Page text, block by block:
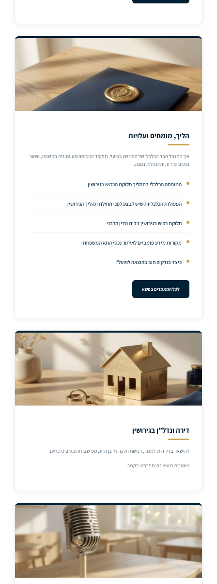
הליך, מומחים ועלויות
איך מתנהל הצד הכלכלי של הגירושין בפועל: תפקיד המומחה מטעם בית המשפט, איתור
נכסים ומידע, והתנהלות נכונה.
המומחה הכלכלי בתהליך חלוקת הרכוש בגירושין
הפעולות הכלכליות שיש לבצע לפני תחילת תהליך הגירושין
חלוקת רכוש בגירושין בבית הדין הרבני
מקורות מידע פומביים לאיתור נכסי התא המשפחתי
כיצד בודקים חוב בהוצאה לפועל?
לכל המאמרים בנושא
דירה ונדל”ן בגירושין
להישאר בדירה או למכור, רכישת חלקו של בן הזוג, מס שבח והיבטים כלכליים.
מאמרים בנושא זה יתפרסמו בקרוב.